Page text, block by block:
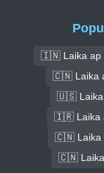
🇮🇳 Laika ap
🇨🇳 Laika
🇺🇸 Laika
🇮🇷 Laika
🇨🇳 Laika
🇨🇳 Laika